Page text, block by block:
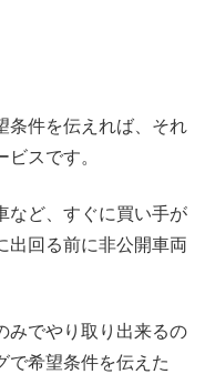
条件を伝えれば、それ
スです。
など、すぐに買い手が
出回る前に非公開車両
みでやり取り出来るの
で希望条件を伝えた